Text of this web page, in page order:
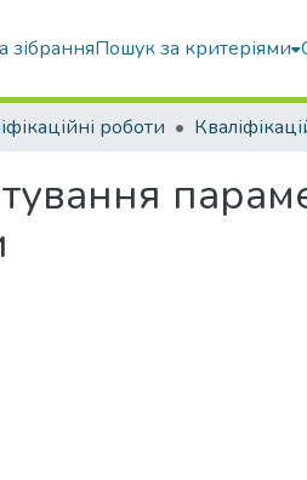
зібранняПошук за критеріями
роботи